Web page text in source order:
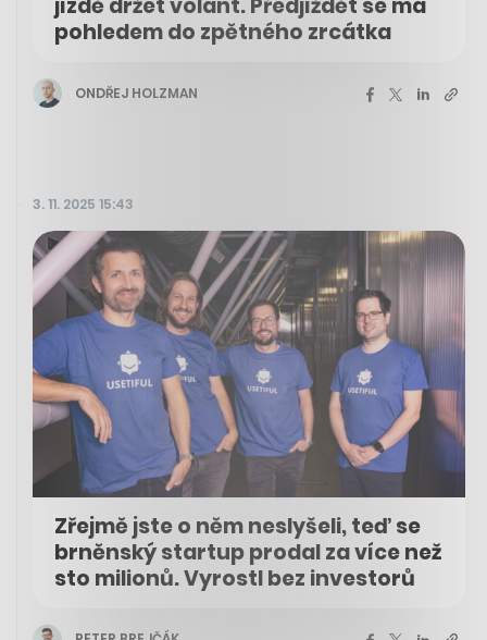
jízdě držet volant. Předjíždět se má
pohledem do zpětného zrcátka
ONDŘEJ HOLZMAN
3. 11. 2025 15:43
Zřejmě jste o něm neslyšeli, teď se
brněnský startup prodal za více než
sto milionů. Vyrostl bez investorů